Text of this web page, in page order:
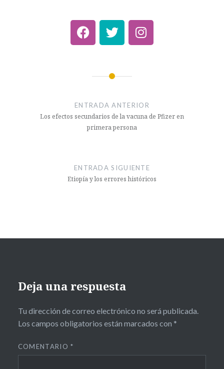
ENTRADA ANTERIOR
Los efectos secundarios de la vacuna de Pfizer en
primera persona
ENTRADA SIGUIENTE
Etiopía y los errores históricos
Deja una respuesta
Tu dirección de correo electrónico no será publicada.
Los campos obligatorios están marcados con *
COMENTARIO*